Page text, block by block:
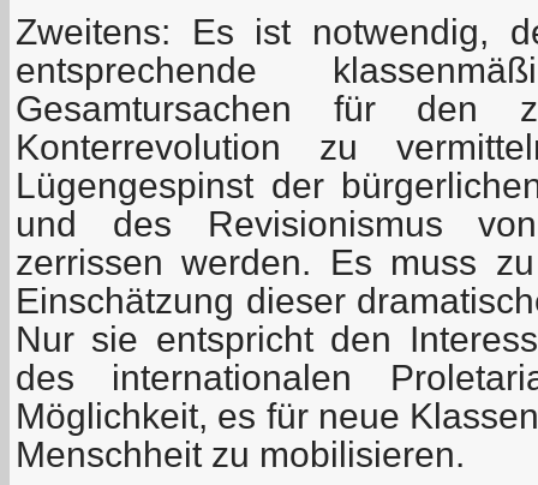
Zweitens: Es ist notwendig,
entsprechende
Gesamtursachen für den
Konterrevolution zu
Lügengespinst der
und des Revisionismus
zerrissen werden. Es muss
Einschätzung dieser
Nur sie entspricht den
des internationalen
Möglichkeit, es für neue
Menschheit zu mobilisieren.